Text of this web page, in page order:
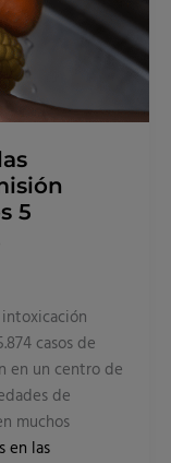
5
casos de
en un centro de
de
muchos
en las